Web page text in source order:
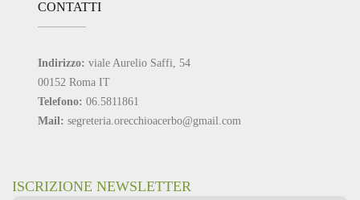
CONTATTI
Indirizzo: viale Aurelio Saffi, 54
00152 Roma IT
Telefono: 06.5811861
Mail: segreteria.orecchioacerbo@gmail.com
ISCRIZIONE NEWSLETTER